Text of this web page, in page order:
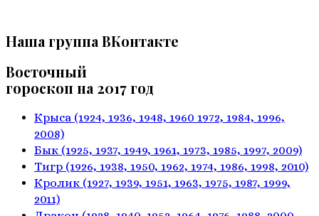
Наша группа ВКонтакте
Восточный
гороскоп на 2017 год
Крыса (1924, 1936, 1948, 1960 1972, 1984, 1996,
2008)
Бык (1925, 1937, 1949, 1961, 1973, 1985, 1997, 2009)
Тигр (1926, 1938, 1950, 1962, 1974, 1986, 1998, 2010)
Кролик (1927, 1939, 1951, 1963, 1975, 1987, 1999,
2011)